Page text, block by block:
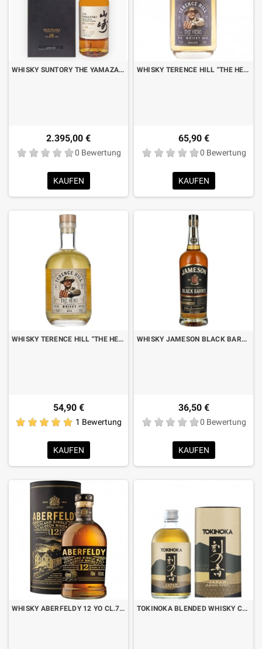
WHISKY SUNTORY THE YAMAZAKI 18 YO 100. JAHRESTAG CL.70 MIT ETUI
2.395,00 €
0 Bewertung
KAUFEN
WHISKY TERENCE HILL "THE HERO" RAUCHIG CL.70
65,90 €
0 Bewertung
KAUFEN
WHISKY TERENCE HILL "THE HERO" MILD CL.70
54,90 €
1 Bewertung
KAUFEN
WHISKY JAMESON BLACK BARREL CL.70
36,50 €
0 Bewertung
KAUFEN
WHISKY ABERFELDY 12 YO CL.70 MIT KOFFER TOKINOKA BLENDED WHISKY CL.50 MIT KOFFER